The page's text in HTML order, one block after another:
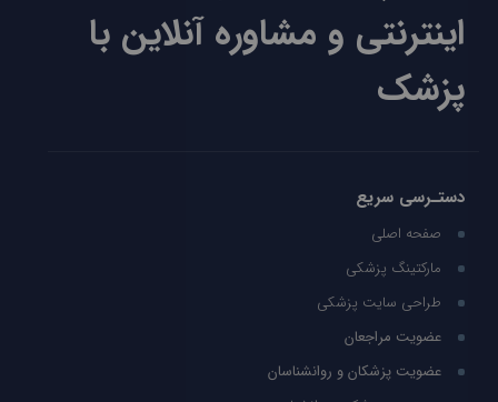
اینترنتی و مشاوره آنلاین با
پزشک
دستـرسی سریع
صفحه اصلی
مارکتینگ پزشکی
طراحی سایت پزشکی
عضویت مراجعان
عضویت پزشکان و روانشناسان